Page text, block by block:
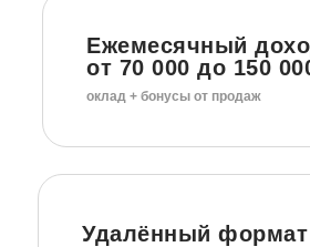
Ежемесячный
от 70 000 до 150
оклад + бонусы от продаж
Удалённый формат